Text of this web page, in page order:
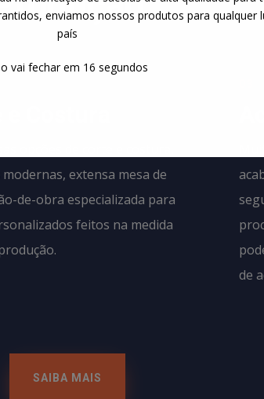
extensa mesa de
de-obra especializada para
feitos na medida
de
SAIBA MAIS
enviamos nossos produtos para qualquer
país
vai fechar em 14 segundos